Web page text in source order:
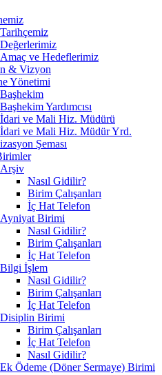
Tarihçemiz
Değerlerimiz
Amaç ve Hedeflerimiz
& Vizyon
Yönetimi
Başhekim
Başhekim Yardımcısı
İdari ve Mali Hiz. Müdürü
İdari ve Mali Hiz. Müdür Yrd.
Şeması
Arşiv
Nasıl Gidilir?
Birim Çalışanları
İç Hat Telefon
Ayniyat Birimi
Nasıl Gidilir?
Birim Çalışanları
İç Hat Telefon
Bilgi İşlem
Nasıl Gidilir?
Birim Çalışanları
İç Hat Telefon
Disiplin Birimi
Birim Çalışanları
İç Hat Telefon
Nasıl Gidilir?
Ek Ödeme (Döner Sermaye) Birimi